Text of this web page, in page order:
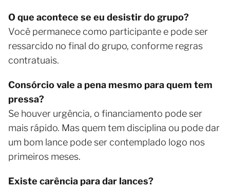
O que acontece se eu desistir do grupo?
Você permanece como participante e pode ser
ressarcido no final do grupo, conforme regras
contratuais.
Consórcio vale a pena mesmo para quem tem
pressa?
Se houver urgência, o financiamento pode ser
mais rápido. Mas quem tem disciplina ou pode dar
um bom lance pode ser contemplado logo nos
primeiros meses.
Existe carência para dar lances?